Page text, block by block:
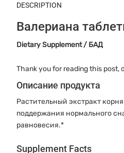
DESCRIPTION
Валериана
Dietary Supplement / БАД
Thank you for reading this post,
Описание продукта
Растительный экстракт
поддержания нормального
равновесия.*
Supplement Facts